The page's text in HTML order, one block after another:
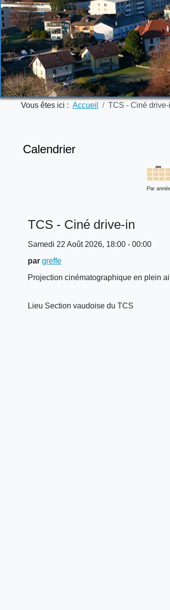
Vous êtes ici : Accueil TCS - Ciné drive-
Calendrier
Par
TCS - Ciné drive-in
Samedi 22 Août 2026, 18:00 - 00:00
par greffe
Projection cinématographique en plein
Lieu Section vaudoise du TCS